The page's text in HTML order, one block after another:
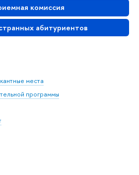
комиссия
абитуриентов
места
программы